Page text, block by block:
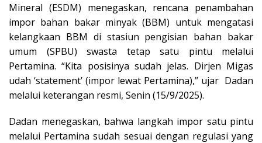
Mineral (ESDM) menegaskan, rencana penambahan
impor bahan bakar minyak (BBM) untuk mengatasi
kelangkaan BBM di stasiun pengisian bahan bakar
umum (SPBU) swasta tetap satu pintu melalui
Pertamina. “Kita posisinya sudah jelas. Dirjen Migas
udah ‘statement’ (impor lewat Pertamina),” ujar Dadan
melalui keterangan resmi, Senin (15/9/2025).
Dadan menegaskan, bahwa langkah impor satu pintu
melalui Pertamina sudah sesuai dengan regulasi yang